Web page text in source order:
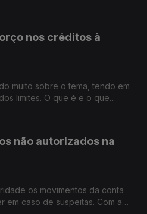
nos créditos à
muito sobre o tema, tendo em
limites. O que é e o que
não autorizados na
os movimentos da conta
caso de suspeitas. Com a